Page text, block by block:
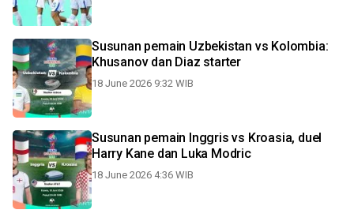
Susunan pemain Uzbekistan vs Kolombia:
Khusanov dan Diaz starter
18 June 2026 9:32 WIB
Susunan pemain Inggris vs Kroasia, duel
Harry Kane dan Luka Modric
18 June 2026 4:36 WIB